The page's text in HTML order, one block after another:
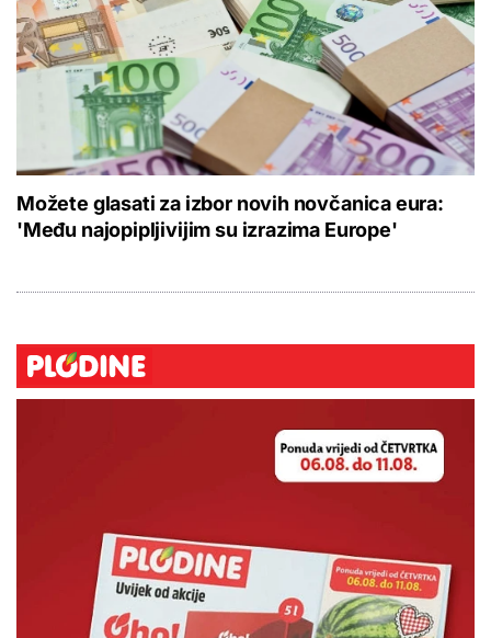
Možete glasati za izbor novih novčanica eura:
'Među najopipljivijim su izrazima Europe'